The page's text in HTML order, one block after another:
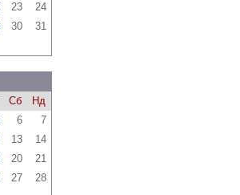
23
24
30 31
Сб
Нд
6
7
13
14
20
21
27
28